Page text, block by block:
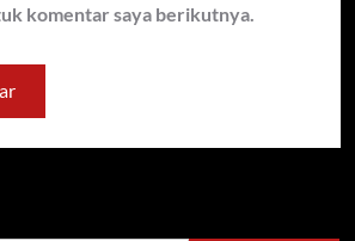
komentar saya berikutnya.